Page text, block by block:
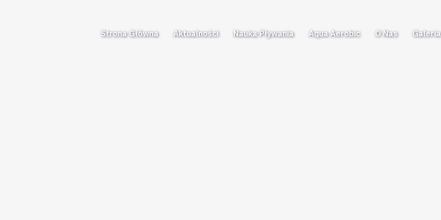
Strona Główna Aktualności Nauka Pływania Aqua Aerobic O Nas Galeria